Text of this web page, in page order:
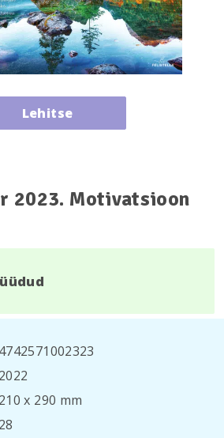
Lehitse
2023. Motivatsioon
4742571002323
2022
210 х 290 mm
28